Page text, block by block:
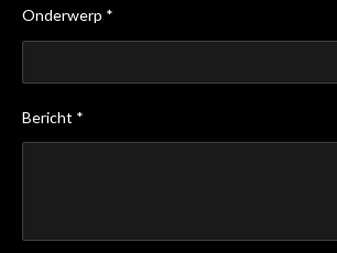
Onderwerp *
Bericht *